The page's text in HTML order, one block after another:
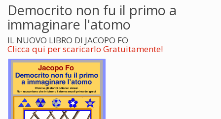
Democrito non fu il primo a
immaginare l'atomo
IL NUOVO LIBRO DI JACOPO FO
Clicca qui per scaricarlo Gratuitamente!